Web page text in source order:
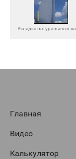
Укладка натурального
Главная
Видео
Калькулятор